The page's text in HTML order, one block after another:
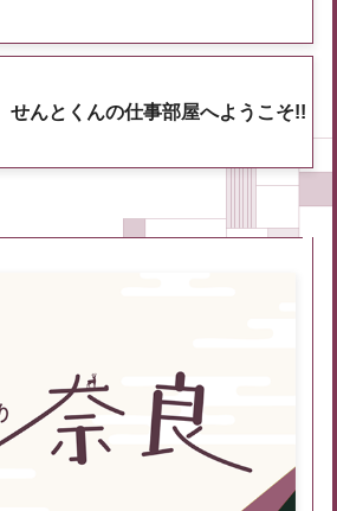
せんとくんの仕事部屋へようこそ!!